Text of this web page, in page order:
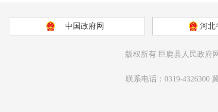
中国政府网 河北
版权所有 巨鹿县人民政府
联系电话：0319-4326300